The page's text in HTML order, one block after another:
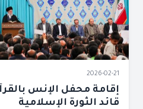
2026-02-21
إقامة محفل الإنس
قائد الثورة الإسلامية